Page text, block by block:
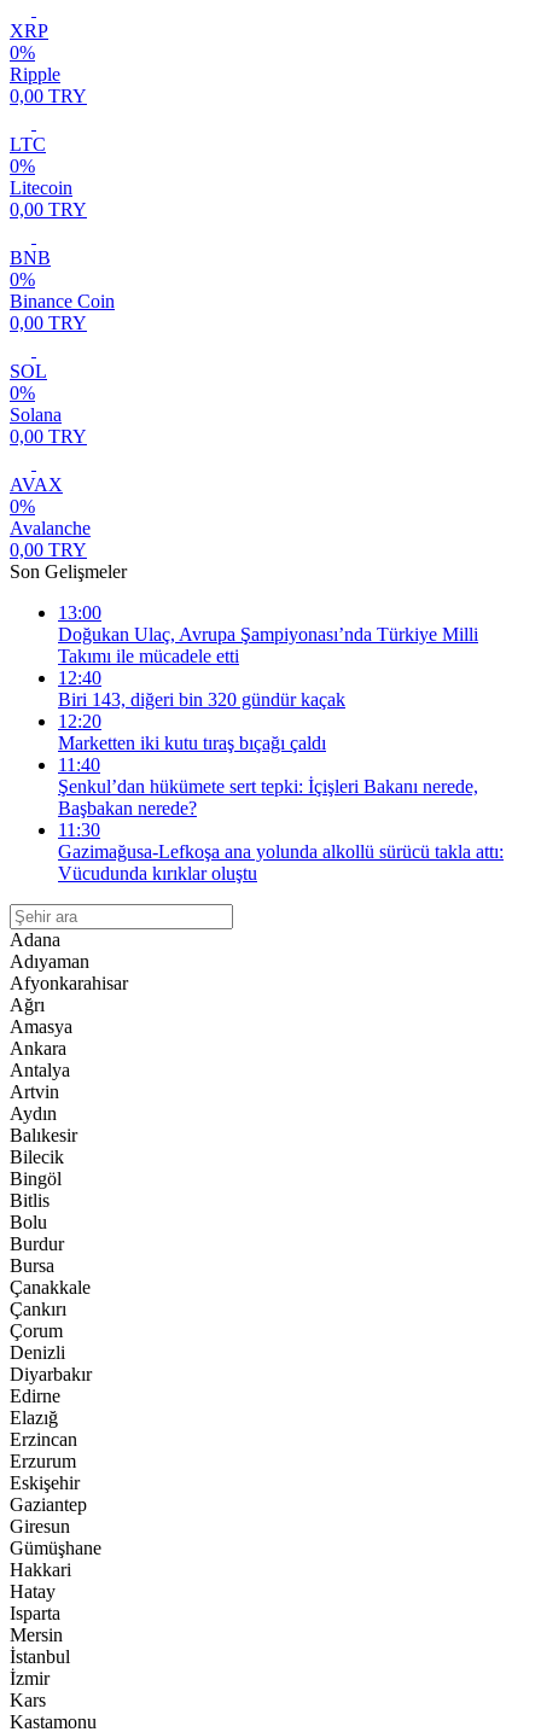
XRP
0%
Ripple
0,00 TRY
LTC
0%
Litecoin
0,00 TRY
BNB
0%
Binance Coin
0,00 TRY
SOL
0%
Solana
0,00 TRY
AVAX
0%
Avalanche
0,00 TRY
Son Gelişmeler
13:00
Doğukan Ulaç, Avrupa Şampiyonası’nda Türkiye Milli
Takımı ile mücadele etti
12:40
Biri 143, diğeri bin 320 gündür kaçak
12:20
Marketten iki kutu tıraş bıçağı çaldı
11:40
Şenkul’dan hükümete sert tepki: İçişleri Bakanı nerede,
Başbakan nerede?
11:30
Gazimağusa-Lefkoşa ana yolunda alkollü sürücü takla attı:
Vücudunda kırıklar oluştu
Adana
Adıyaman
Afyonkarahisar
Ağrı
Amasya
Ankara
Antalya
Artvin
Aydın
Balıkesir
Bilecik
Bingöl
Bitlis
Bolu
Burdur
Bursa
Çanakkale
Çankırı
Çorum
Denizli
Diyarbakır
Edirne
Elazığ
Erzincan
Erzurum
Eskişehir
Gaziantep
Giresun
Gümüşhane
Hakkari
Hatay
Isparta
Mersin
İstanbul
İzmir
Kars
Kastamonu